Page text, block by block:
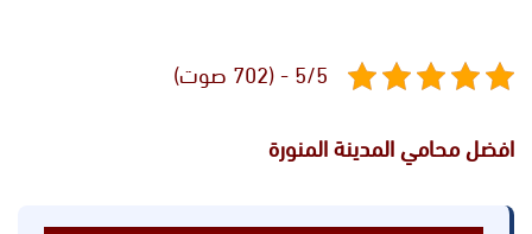
5/5 - (702 صوت)
افضل محامي المدينة المنورة